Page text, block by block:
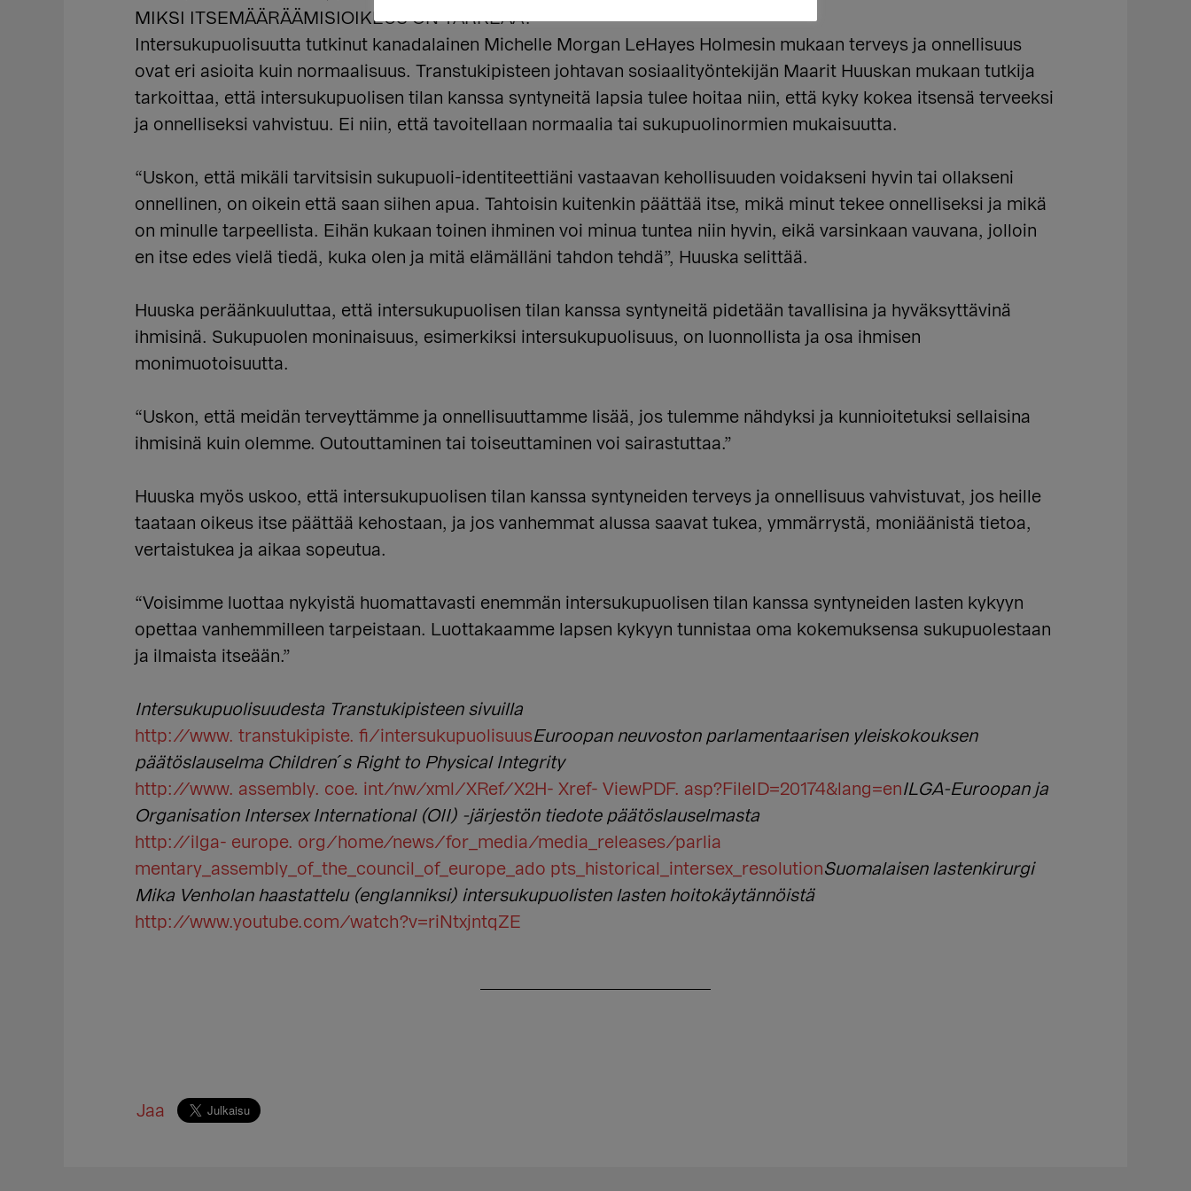
MIKSI ITSEMÄÄRÄÄMISIOIKEUS ON TÄRKEÄÄ?
Intersukupuolisuutta tutkinut kanadalainen Michelle Morgan LeHayes Holmesin mukaan terveys ja onnellisuus
ovat eri asioita kuin normaalisuus. Transtukipisteen johtavan sosiaalityöntekijän Maarit Huuskan mukaan tutkija
tarkoittaa, että intersukupuolisen tilan kanssa syntyneitä lapsia tulee hoitaa niin, että kyky kokea itsensä terveeksi
ja onnelliseksi vahvistuu. Ei niin, että tavoitellaan normaalia tai sukupuolinormien mukaisuutta.
“Uskon, että mikäli tarvitsisin sukupuoli-identiteettiäni vastaavan kehollisuuden voidakseni hyvin tai ollakseni
onnellinen, on oikein että saan siihen apua. Tahtoisin kuitenkin päättää itse, mikä minut tekee onnelliseksi ja mikä
on minulle tarpeellista. Eihän kukaan toinen ihminen voi minua tuntea niin hyvin, eikä varsinkaan vauvana, jolloin
en itse edes vielä tiedä, kuka olen ja mitä elämälläni tahdon tehdä”, Huuska selittää.
Huuska peräänkuuluttaa, että intersukupuolisen tilan kanssa syntyneitä pidetään tavallisina ja hyväksyttävinä
ihmisinä. Sukupuolen moninaisuus, esimerkiksi intersukupuolisuus, on luonnollista ja osa ihmisen
monimuotoisuutta.
“Uskon, että meidän terveyttämme ja onnellisuuttamme lisää, jos tulemme nähdyksi ja kunnioitetuksi sellaisina
ihmisinä kuin olemme. Outouttaminen tai toiseuttaminen voi sairastuttaa.”
Huuska myös uskoo, että intersukupuolisen tilan kanssa syntyneiden terveys ja onnellisuus vahvistuvat, jos heille
taataan oikeus itse päättää kehostaan, ja jos vanhemmat alussa saavat tukea, ymmärrystä, moniäänistä tietoa,
vertaistukea ja aikaa sopeutua.
“Voisimme luottaa nykyistä huomattavasti enemmän intersukupuolisen tilan kanssa syntyneiden lasten kykyyn
opettaa vanhemmilleen tarpeistaan. Luottakaamme lapsen kykyyn tunnistaa oma kokemuksensa sukupuolestaan
ja ilmaista itseään.”
Intersukupuolisuudesta Transtukipisteen sivuilla
http://www. transtukipiste. fi/intersukupuolisuusEuroopan neuvoston parlamentaarisen yleiskokouksen
päätöslauselma Children´s Right to Physical Integrity
http://www. assembly. coe. int/nw/xml/XRef/X2H- Xref- ViewPDF. asp?FileID=20174&lang=enILGA-Euroopan ja
Organisation Intersex International (OII) -järjestön tiedote päätöslauselmasta
http://ilga- europe. org/home/news/for_media/media_releases/parlia
mentary_assembly_of_the_council_of_europe_ado pts_historical_intersex_resolutionSuomalaisen lastenkirurgi
Mika Venholan haastattelu (englanniksi) intersukupuolisten lasten hoitokäytännöistä
http://www.youtube.com/watch?v=riNtxjntqZE
Jaa